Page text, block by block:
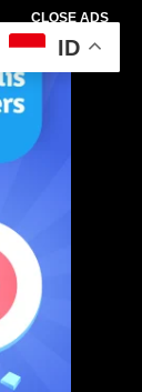
CLOSE ADS
ID